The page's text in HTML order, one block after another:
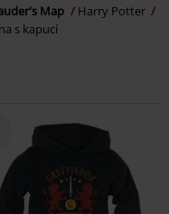
Map
Harry Potter
s kapucí